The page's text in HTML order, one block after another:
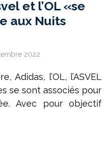
et l’OL «se
aux Nuits
2022
Adidas, l’OL, l’ASVEL
se sont associés pour
Avec pour objectif